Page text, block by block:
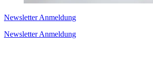
Newsletter Anmeldung
Newsletter Anmeldung